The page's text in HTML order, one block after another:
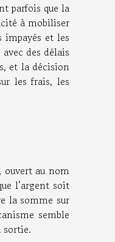
parfois que la
à mobiliser
et les
des délais
et la décision
les frais, les
ouvert au nom
l’argent soit
la somme sur
semble
sortie.